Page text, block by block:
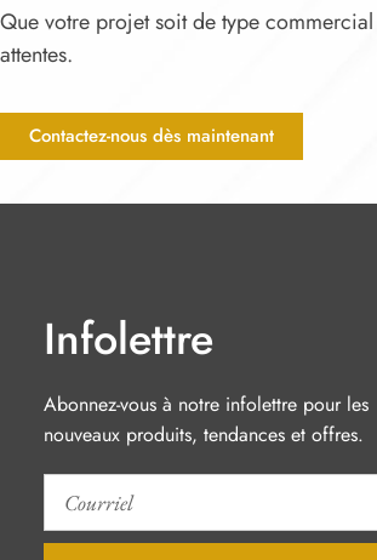
Que votre projet soit de type
attentes.
Contactez-nous dès maintenant
Infolettre
Abonnez-vous à notre infolettre pour les
nouveaux produits, tendances et offres.